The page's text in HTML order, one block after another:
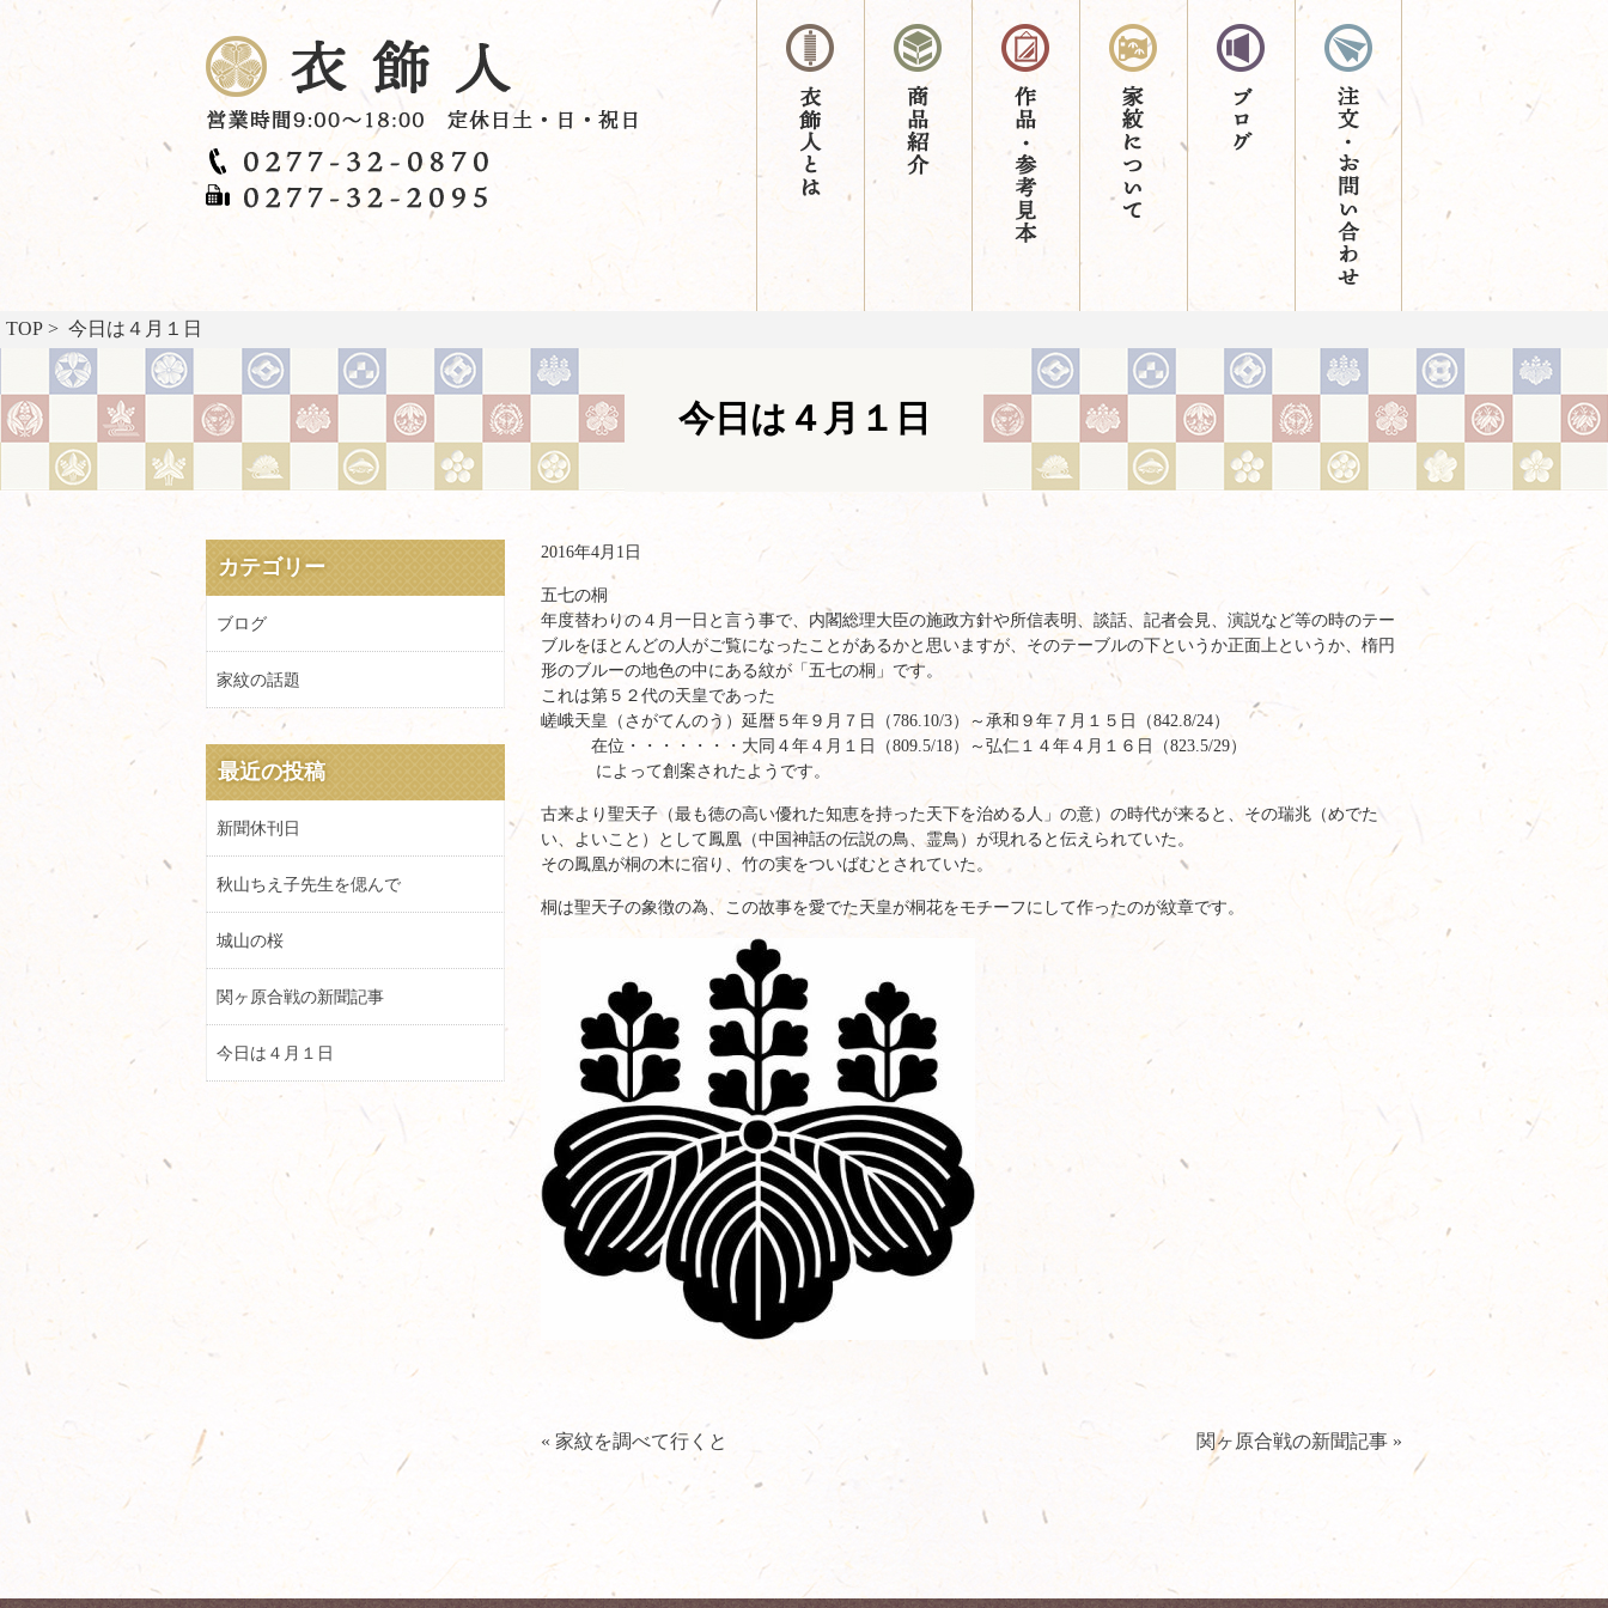
TOP > 今日は４月１日
今日は４月１日
2016年4月1日
五七の桐
年度替わりの４月一日と言う事で、内閣総理大臣の施政方針や所信表明、談話、記者会見、演説など等の時のテー
ブルをほとんどの人がご覧になったことがあるかと思いますが、そのテーブルの下というか正面上というか、楕円
形のブルーの地色の中にある紋が「五七の桐」です。
これは第５２代の天皇であった
嵯峨天皇（さがてんのう）延暦５年９月７日（786.10/3）～承和９年７月１５日（842.8/24）
在位・・・・・・・大同４年４月１日（809.5/18）～弘仁１４年４月１６日（823.5/29）
によって創案されたようです。
古来より聖天子（最も徳の高い優れた知恵を持った天下を治める人」の意）の時代が来ると、その瑞兆（めでた
い、よいこと）として鳳凰（中国神話の伝説の鳥、霊鳥）が現れると伝えられていた。
その鳳凰が桐の木に宿り、竹の実をついばむとされていた。
桐は聖天子の象徴の為、この故事を愛でた天皇が桐花をモチーフにして作ったのが紋章です。
« 家紋を調べて行くと 関ヶ原合戦の新聞記事 »
カテゴリー
ブログ
家紋の話題
最近の投稿
新聞休刊日
秋山ちえ子先生を偲んで
城山の桜
関ヶ原合戦の新聞記事
今日は４月１日